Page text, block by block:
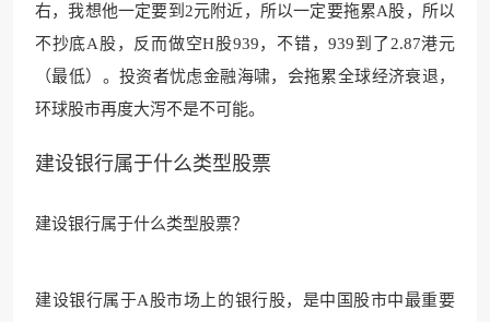
右，我想他一定要到2元附近，所以一定要拖累A股，所以
不抄底A股，反而做空H股939，不错，939到了2.87港元
（最低）。投资者忧虑金融海啸，会拖累全球经济衰退，
环球股市再度大泻不是不可能。
建设银行属于什么类型股票
建设银行属于什么类型股票？
建设银行属于A股市场上的银行股，是中国股市中最重要